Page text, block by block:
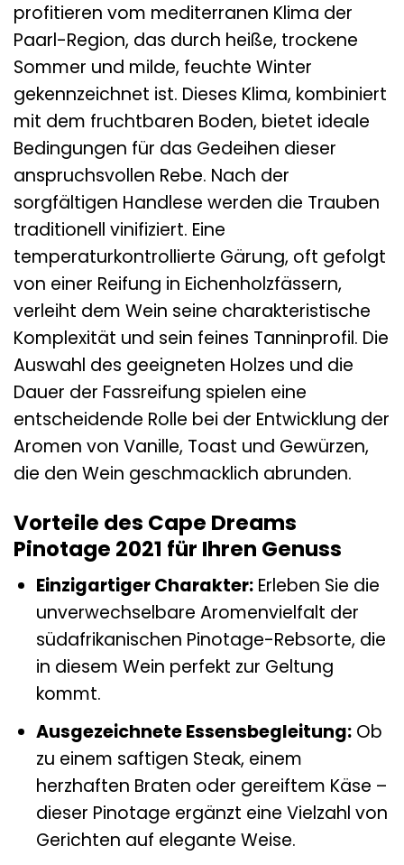
profitieren vom mediterranen Klima der
Paarl-Region, das durch heiße, trockene
Sommer und milde, feuchte Winter
gekennzeichnet ist. Dieses Klima, kombiniert
mit dem fruchtbaren Boden, bietet ideale
Bedingungen für das Gedeihen dieser
anspruchsvollen Rebe. Nach der
sorgfältigen Handlese werden die Trauben
traditionell vinifiziert. Eine
temperaturkontrollierte Gärung, oft gefolgt
von einer Reifung in Eichenholzfässern,
verleiht dem Wein seine charakteristische
Komplexität und sein feines Tanninprofil. Die
Auswahl des geeigneten Holzes und die
Dauer der Fassreifung spielen eine
entscheidende Rolle bei der Entwicklung der
Aromen von Vanille, Toast und Gewürzen,
die den Wein geschmacklich abrunden.
Vorteile des Cape Dreams
Pinotage 2021 für Ihren Genuss
Einzigartiger Charakter:Erleben Sie die
unverwechselbare Aromenvielfalt der
südafrikanischen Pinotage-Rebsorte, die
in diesem Wein perfekt zur Geltung
kommt.
Ausgezeichnete Essensbegleitung:Ob
zu einem saftigen Steak, einem
herzhaften Braten oder gereiftem Käse –
dieser Pinotage ergänzt eine Vielzahl von
Gerichten auf elegante Weise.